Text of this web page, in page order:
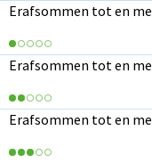
Erafsommen tot en
Erafsommen tot en
Erafsommen tot en